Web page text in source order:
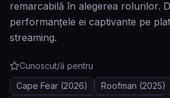
remarcabilă în alegerea rolurilor.
performanțele ei captivante pe
streaming.
Cunoscut/ă pentru
Cape Fear (2026) Roofman (2025)